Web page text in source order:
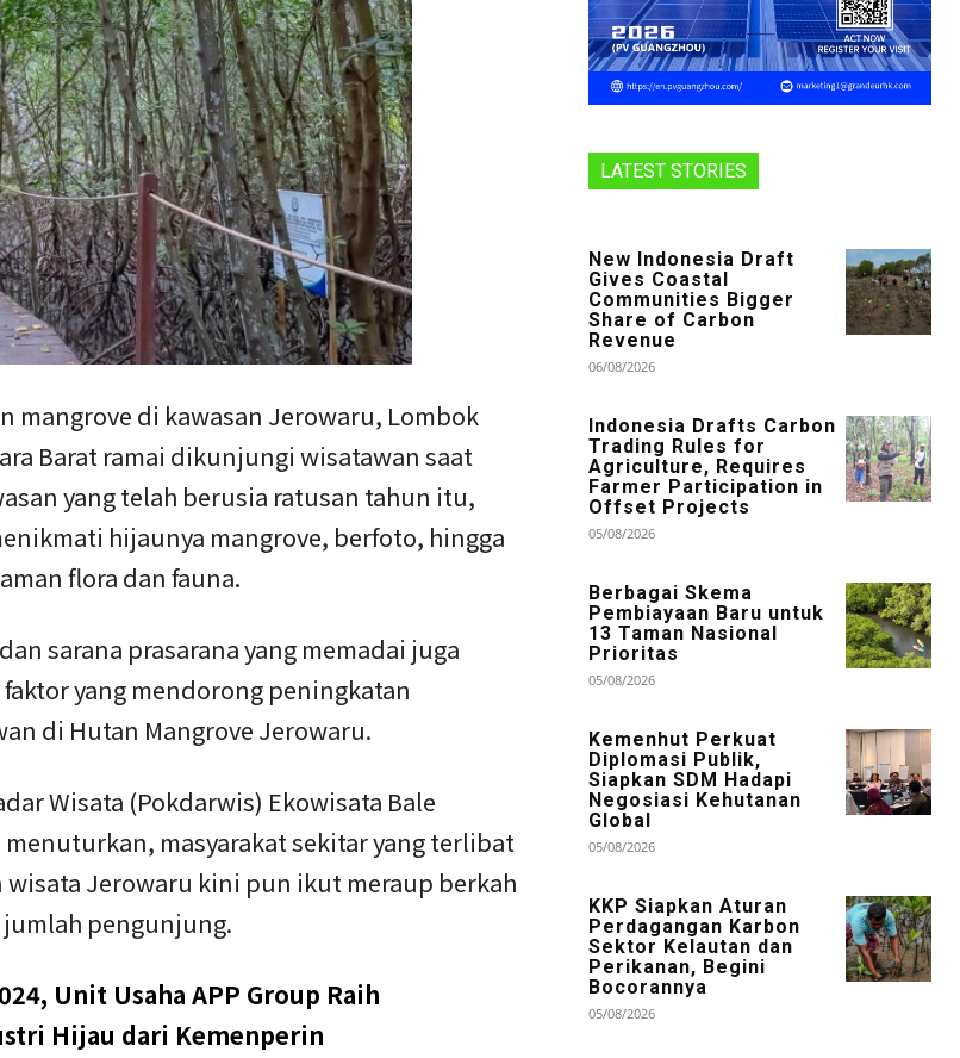
mangrove di kawasan Jerowaru, Lombok
Barat ramai dikunjungi wisatawan saat
yang telah berusia ratusan tahun itu,
hijaunya mangrove, berfoto, hingga
flora dan fauna.
sarana prasarana yang memadai juga
yang mendorong peningkatan
di Hutan Mangrove Jerowaru.
Wisata (Pokdarwis) Ekowisata Bale
menuturkan, masyarakat sekitar yang terlibat
wisata Jerowaru kini pun ikut meraup berkah
pengunjung.
Unit Usaha APP Group Raih
Hijau dari Kemenperin
LATEST STORIES
New Indonesia Draft
Gives Coastal
Communities Bigger
Share of Carbon
Revenue
06/08/2026
Indonesia Drafts Carbon
Trading Rules for
Agriculture, Requires
Farmer Participation in
Offset Projects
05/08/2026
Berbagai Skema
Pembiayaan Baru untuk
13 Taman Nasional
Prioritas
05/08/2026
Kemenhut Perkuat
Diplomasi Publik,
Siapkan SDM Hadapi
Negosiasi Kehutanan
Global
05/08/2026
KKP Siapkan Aturan
Perdagangan Karbon
Sektor Kelautan dan
Perikanan, Begini
Bocorannya
05/08/2026